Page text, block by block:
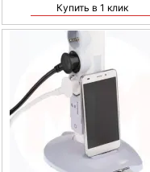
Купить в 1 клик